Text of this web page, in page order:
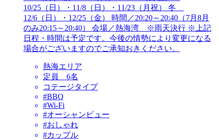
10/25（日）・11/8（日）・11/23（月祝） 冬
12/6（日）・12/25（金） 時間／20:20～20:40（7月8月
のみ20:15～20:40） 会場／熱海湾 ※雨天決行 ※上記
日程・時間は予定です。今後の情勢により変更になる
場合がございますのでご承知おきください。
熱海エリア
定員 6名
コテージタイプ
#BBQ
#Wi-Fi
#オーシャンビュー
#おしゃれ
#カップル